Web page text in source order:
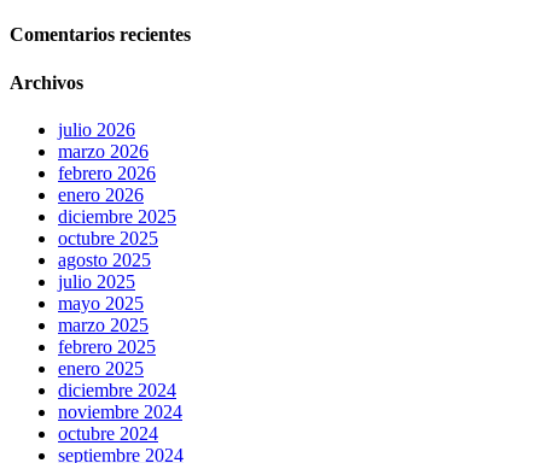
Comentarios recientes
Archivos
julio 2026
marzo 2026
febrero 2026
enero 2026
diciembre 2025
octubre 2025
agosto 2025
julio 2025
mayo 2025
marzo 2025
febrero 2025
enero 2025
diciembre 2024
noviembre 2024
octubre 2024
septiembre 2024